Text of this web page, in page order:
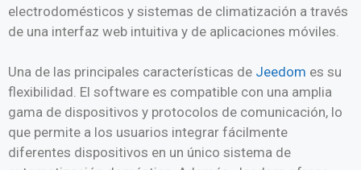
electrodomésticos y sistemas de climatización a través
de una interfaz web intuitiva y de aplicaciones móviles.
Una de las principales características de Jeedom es su
flexibilidad. El software es compatible con una amplia
gama de dispositivos y protocolos de comunicación, lo
que permite a los usuarios integrar fácilmente
diferentes dispositivos en un único sistema de